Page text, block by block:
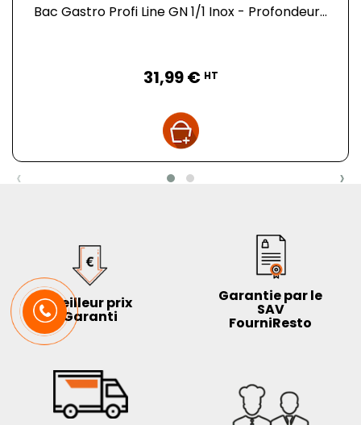
Bac Gastro Profi Line GN 1/1 Inox - Profondeur...
31,99 € HT
‹ ›
Meilleur prix
Garanti
Garantie par le
SAV
FourniResto